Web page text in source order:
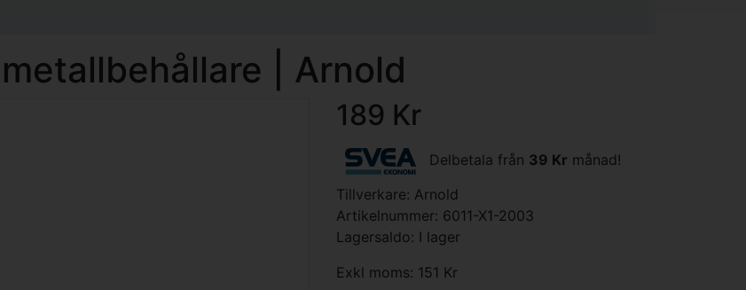
| Arnold
189 Kr
Delbetala från 39 Kr månad!
Tillverkare: Arnold
Artikelnummer: 6011-X1-2003
Lagersaldo: I lager
Exkl moms: 151 Kr